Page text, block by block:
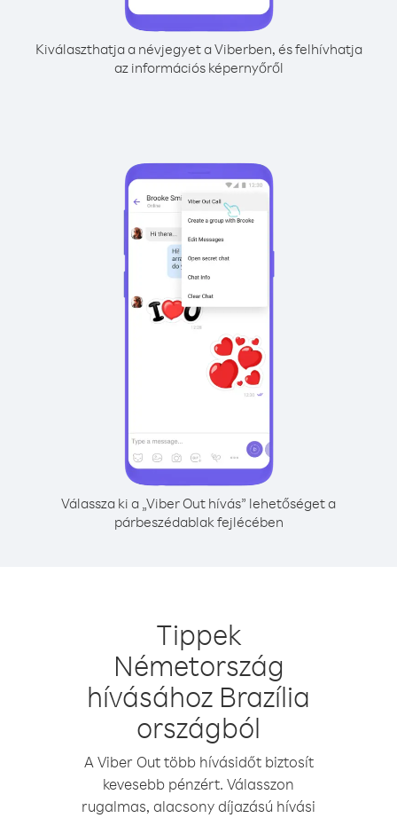
Kiválaszthatja a névjegyet a Viberben, és felhívhatja
az információs képernyőről
Válassza ki a „Viber Out hívás” lehetőséget a
párbeszédablak fejlécében
Tippek
Németország
hívásához Brazília
országból
A Viber Out több hívásidőt biztosít
kevesebb pénzért. Válasszon
rugalmas, alacsony díjazású hívási